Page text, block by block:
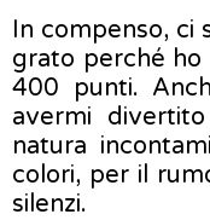
In compenso, ci
grato perché ho
400 punti.
avermi
natura
colori, per il
silenzi.